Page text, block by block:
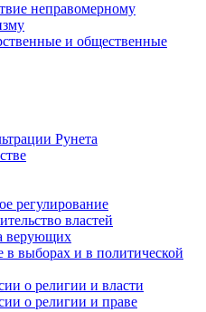
неправомерному
и общественные
Рунета
регулирование
властей
верующих
в выборах и в политической
о религии и власти
о религии и праве